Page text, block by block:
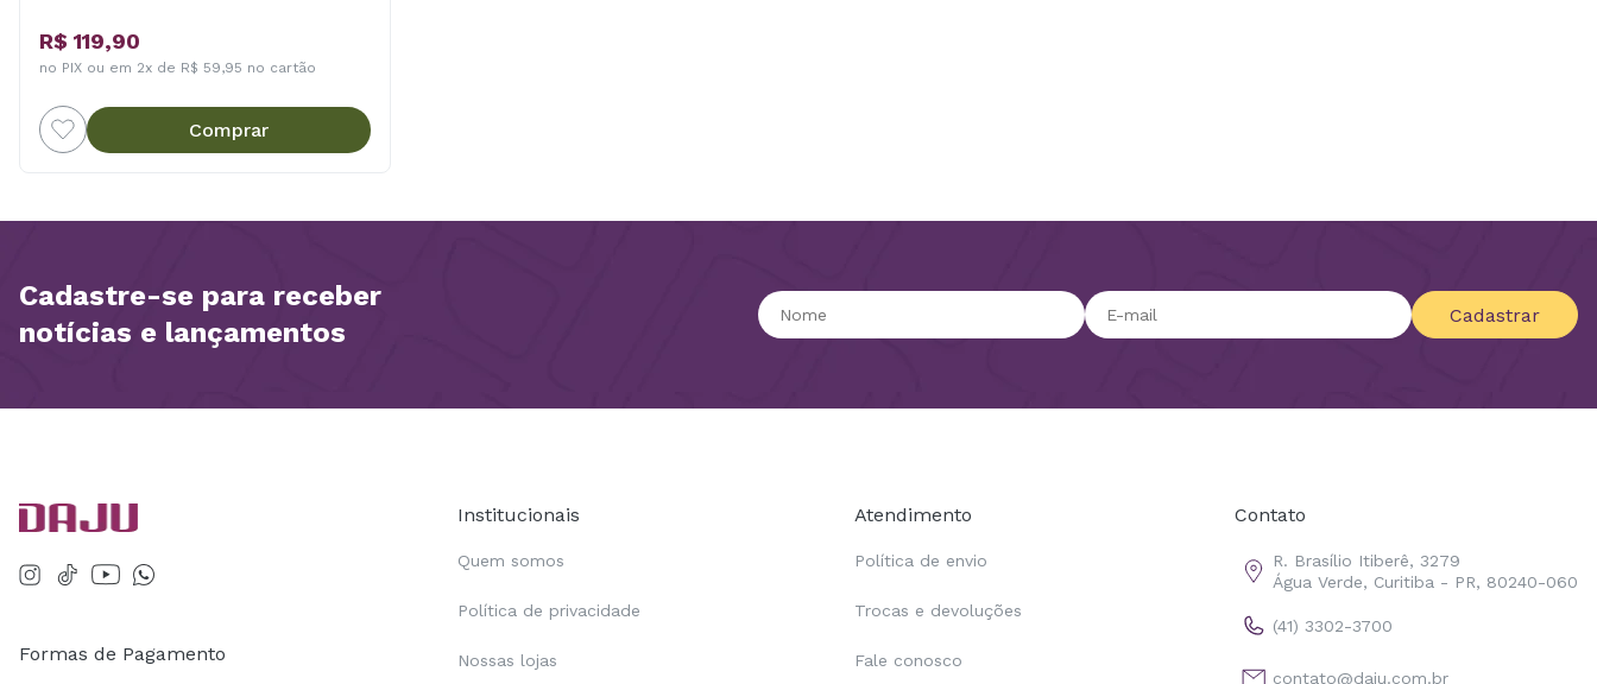
R$ 119,90
no PIX ou em 2x de R$ 59,95 no cartão
Comprar
Cadastre-se para receber
notícias e lançamentos
Cadastrar
Formas de Pagamento
Institucionais
Quem somos
Política de privacidade
Nossas lojas
Atendimento
Política de envio
Trocas e devoluções
Fale conosco
Contato
R. Brasílio Itiberê, 3279
Água Verde, Curitiba - PR, 80240-060
(41) 3302-3700
contato@daju.com.br